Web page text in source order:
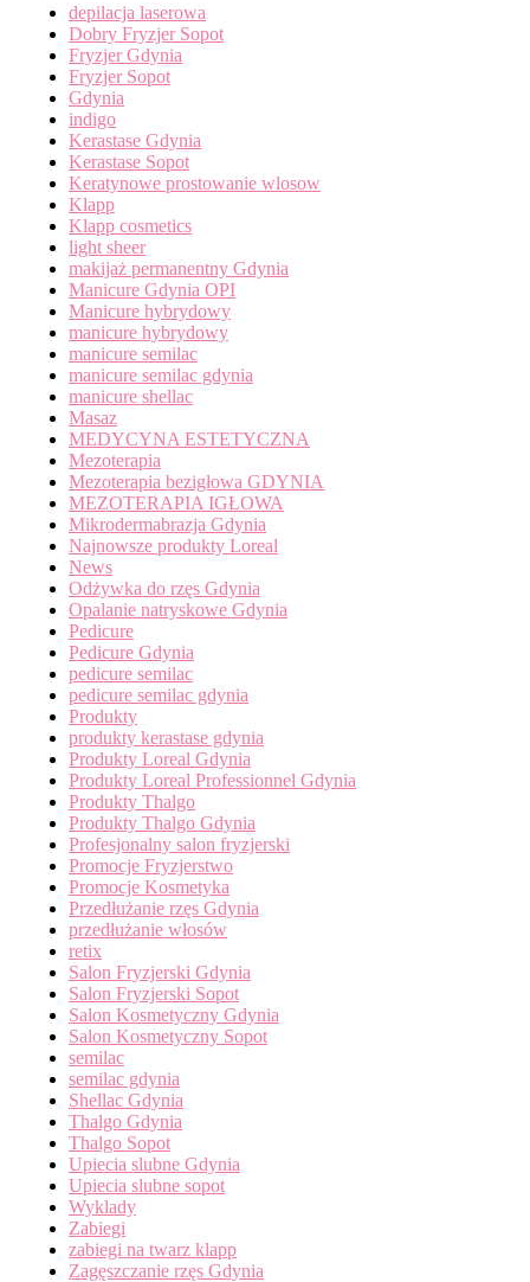
depilacja laserowa
Dobry Fryzjer Sopot
Fryzjer Gdynia
Fryzjer Sopot
Gdynia
indigo
Kerastase Gdynia
Kerastase Sopot
Keratynowe prostowanie wlosow
Klapp
Klapp cosmetics
light sheer
makijaż permanentny Gdynia
Manicure Gdynia OPI
Manicure hybrydowy
manicure hybrydowy
manicure semilac
manicure semilac gdynia
manicure shellac
Masaz
MEDYCYNA ESTETYCZNA
Mezoterapia
Mezoterapia bezigłowa GDYNIA
MEZOTERAPIA IGŁOWA
Mikrodermabrazja Gdynia
Najnowsze produkty Loreal
News
Odżywka do rzęs Gdynia
Opalanie natryskowe Gdynia
Pedicure
Pedicure Gdynia
pedicure semilac
pedicure semilac gdynia
Produkty
produkty kerastase gdynia
Produkty Loreal Gdynia
Produkty Loreal Professionnel Gdynia
Produkty Thalgo
Produkty Thalgo Gdynia
Profesjonalny salon fryzjerski
Promocje Fryzjerstwo
Promocje Kosmetyka
Przedłużanie rzęs Gdynia
przedłużanie włosów
retix
Salon Fryzjerski Gdynia
Salon Fryzjerski Sopot
Salon Kosmetyczny Gdynia
Salon Kosmetyczny Sopot
semilac
semilac gdynia
Shellac Gdynia
Thalgo Gdynia
Thalgo Sopot
Upiecia slubne Gdynia
Upiecia slubne sopot
Wyklady
Zabiegi
zabiegi na twarz klapp
Zagęszczanie rzęs Gdynia